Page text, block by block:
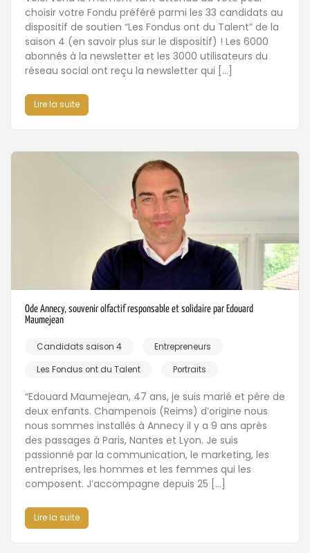
choisir votre Fondu préféré parmi les 33 candidats au
dispositif de soutien “Les Fondus ont du Talent” de la
saison 4 (en savoir plus sur le dispositif) ! Les 6000
abonnés à la newsletter et les 3000 utilisateurs du
réseau social ont reçu la newsletter qui […]
Lire la suite
Ode Annecy, souvenir olfactif responsable et solidaire par Edouard
Maumejean
Candidats saison 4 Entrepreneurs
Les Fondus ont du Talent Portraits
“Edouard Maumejean, 47 ans, je suis marié et père de
deux enfants. Champenois (Reims) d’origine nous
nous sommes installés à Annecy il y a 9 ans après
des passages à Paris, Nantes et Lyon. Je suis
passionné par la communication, le marketing, les
entreprises, les hommes et les femmes qui les
composent. J’accompagne depuis 25 […]
Lire la suite